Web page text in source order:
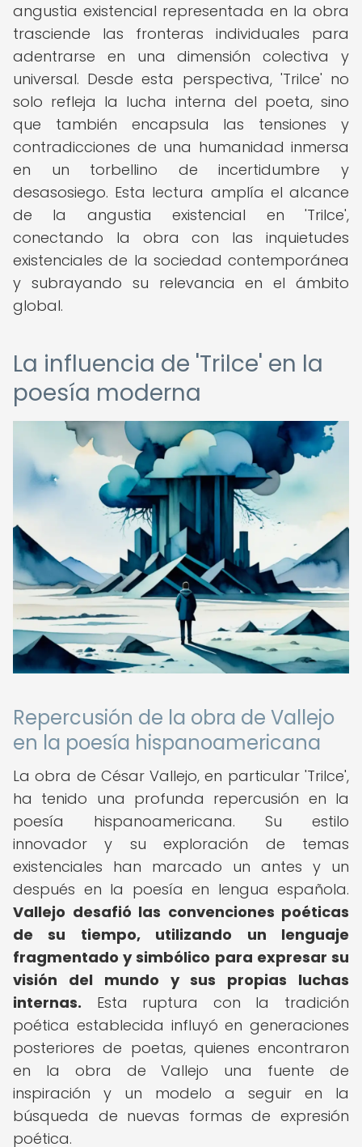
angustia existencial representada en la obra
trasciende las fronteras individuales para
adentrarse en una dimensión colectiva y
universal. Desde esta perspectiva, 'Trilce' no
solo refleja la lucha interna del poeta, sino
que también encapsula las tensiones y
contradicciones de una humanidad inmersa
en un torbellino de incertidumbre y
desasosiego. Esta lectura amplía el alcance
de la angustia existencial en 'Trilce',
conectando la obra con las inquietudes
existenciales de la sociedad contemporánea
y subrayando su relevancia en el ámbito
global.
La influencia de 'Trilce' en la
poesía moderna
Repercusión de la obra de Vallejo
en la poesía hispanoamericana
La obra de César Vallejo, en particular 'Trilce',
ha tenido una profunda repercusión en la
poesía hispanoamericana. Su estilo
innovador y su exploración de temas
existenciales han marcado un antes y un
después en la poesía en lengua española.
Vallejo desafió las convenciones poéticas
de su tiempo, utilizando un lenguaje
fragmentado y simbólico para expresar su
visión del mundo y sus propias luchas
internas. Esta ruptura con la tradición
poética establecida influyó en generaciones
posteriores de poetas, quienes encontraron
en la obra de Vallejo una fuente de
inspiración y un modelo a seguir en la
búsqueda de nuevas formas de expresión
poética.